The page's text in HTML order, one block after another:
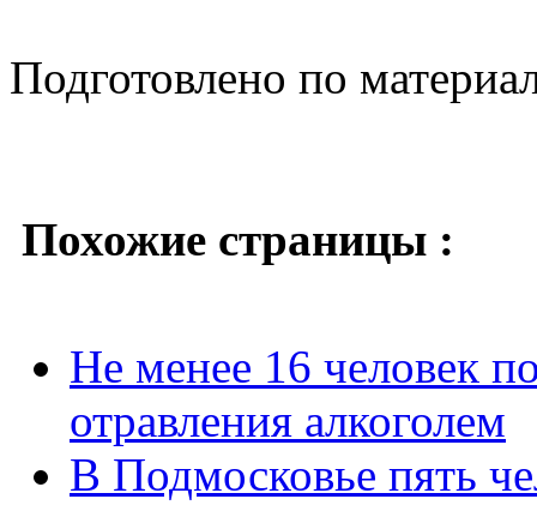
Подготовлено по
Похожие страницы :
Не менее 16 человек
отравления алкоголем
В Подмосковье пять